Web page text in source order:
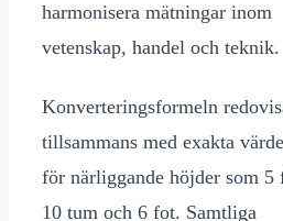
harmonisera mätningar inom
vetenskap, handel och teknik.
Konverteringsformeln
tillsammans med exakta
för närliggande höjder som 5
10 tum och 6 fot. Samtliga